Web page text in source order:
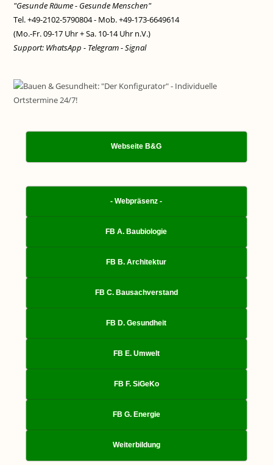
"Gesunde Räume - Gesunde Menschen"
Tel. +49-2102-5790804 - Mob. +49-173-6649614
(Mo.-Fr. 09-17 Uhr + Sa. 10-14 Uhr n.V.)
Support: WhatsApp - Telegram - Signal
Webseite B&G
- Webpräsenz -
FB A. Baubiologie
FB B. Architektur
FB C. Bausachverstand
FB D. Gesundheit
FB E. Umwelt
FB F. SiGeKo
FB G. Energie
Weiterbildung